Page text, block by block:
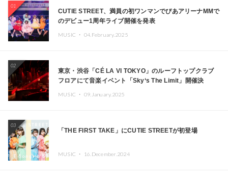
01
CUTIE STREET、満員の初ワンマンでぴあアリーナMMで
のデビュー1周年ライブ開催を発表
MUSIC ・ 04.February.2025
02
東京・渋谷「CÉ LA VI TOKYO」のルーフトップクラブ
フロアにて音楽イベント「Sky‘s The Limit」開催決
MUSIC ・ 09.January.2025
03
「THE FIRST TAKE」にCUTIE STREETが初登場
MUSIC ・ 16.December.2024